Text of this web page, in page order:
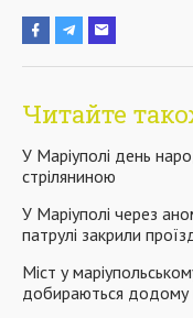
Читайте
У Маріуполі день
стріляниною
У Маріуполі через
патрулі закрили
Міст у
добираються додому